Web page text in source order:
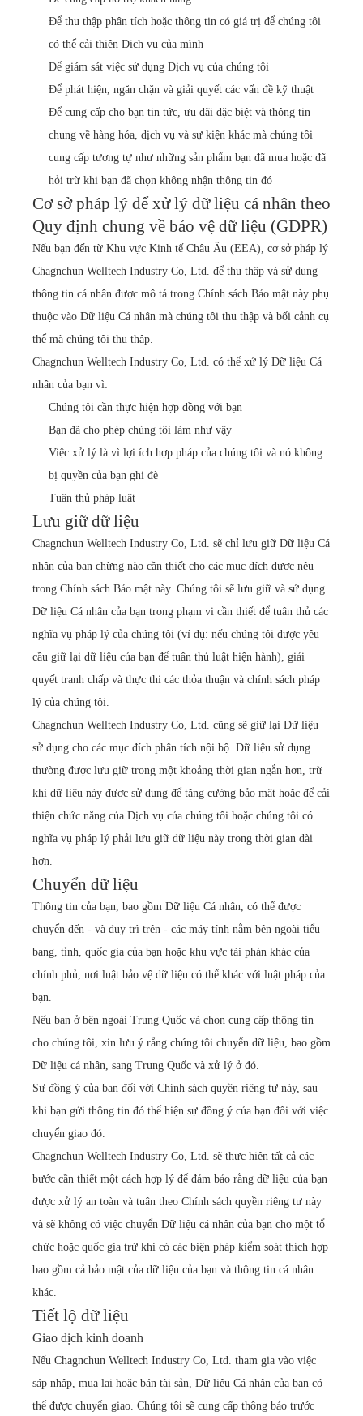
Để thu thập phân tích hoặc thông tin có giá trị để chúng tôi
có thể cải thiện Dịch vụ của mình
Để giám sát việc sử dụng Dịch vụ của chúng tôi
Để phát hiện, ngăn chặn và giải quyết các vấn đề kỹ thuật
Để cung cấp cho bạn tin tức, ưu đãi đặc biệt và thông tin
chung về hàng hóa, dịch vụ và sự kiện khác mà chúng tôi
cung cấp tương tự như những sản phẩm bạn đã mua hoặc đã
hỏi trừ khi bạn đã chọn không nhận thông tin đó
Cơ sở pháp lý để xử lý dữ liệu cá nhân theo
Quy định chung về bảo vệ dữ liệu (GDPR)
Nếu bạn đến từ Khu vực Kinh tế Châu Âu (EEA), cơ sở pháp lý
Chagnchun Welltech Industry Co, Ltd. để thu thập và sử dụng
thông tin cá nhân được mô tả trong Chính sách Bảo mật này phụ
thuộc vào Dữ liệu Cá nhân mà chúng tôi thu thập và bối cảnh cụ
thể mà chúng tôi thu thập.
Chagnchun Welltech Industry Co, Ltd. có thể xử lý Dữ liệu Cá
nhân của bạn vì:
Chúng tôi cần thực hiện hợp đồng với bạn
Bạn đã cho phép chúng tôi làm như vậy
Việc xử lý là vì lợi ích hợp pháp của chúng tôi và nó không
bị quyền của bạn ghi đè
Tuân thủ pháp luật
Lưu giữ dữ liệu
Chagnchun Welltech Industry Co, Ltd. sẽ chỉ lưu giữ Dữ liệu Cá
nhân của bạn chừng nào cần thiết cho các mục đích được nêu
trong Chính sách Bảo mật này. Chúng tôi sẽ lưu giữ và sử dụng
Dữ liệu Cá nhân của bạn trong phạm vi cần thiết để tuân thủ các
nghĩa vụ pháp lý của chúng tôi (ví dụ: nếu chúng tôi được yêu
cầu giữ lại dữ liệu của bạn để tuân thủ luật hiện hành), giải
quyết tranh chấp và thực thi các thỏa thuận và chính sách pháp
lý của chúng tôi.
Chagnchun Welltech Industry Co, Ltd. cũng sẽ giữ lại Dữ liệu
sử dụng cho các mục đích phân tích nội bộ. Dữ liệu sử dụng
thường được lưu giữ trong một khoảng thời gian ngắn hơn, trừ
khi dữ liệu này được sử dụng để tăng cường bảo mật hoặc để cải
thiện chức năng của Dịch vụ của chúng tôi hoặc chúng tôi có
nghĩa vụ pháp lý phải lưu giữ dữ liệu này trong thời gian dài
hơn.
Chuyển dữ liệu
Thông tin của bạn, bao gồm Dữ liệu Cá nhân, có thể được
chuyển đến - và duy trì trên - các máy tính nằm bên ngoài tiểu
bang, tỉnh, quốc gia của bạn hoặc khu vực tài phán khác của
chính phủ, nơi luật bảo vệ dữ liệu có thể khác với luật pháp của
bạn.
Nếu bạn ở bên ngoài Trung Quốc và chọn cung cấp thông tin
cho chúng tôi, xin lưu ý rằng chúng tôi chuyển dữ liệu, bao gồm
Dữ liệu cá nhân, sang Trung Quốc và xử lý ở đó.
Sự đồng ý của bạn đối với Chính sách quyền riêng tư này, sau
khi bạn gửi thông tin đó thể hiện sự đồng ý của bạn đối với việc
chuyển giao đó.
Chagnchun Welltech Industry Co, Ltd. sẽ thực hiện tất cả các
bước cần thiết một cách hợp lý để đảm bảo rằng dữ liệu của bạn
được xử lý an toàn và tuân theo Chính sách quyền riêng tư này
và sẽ không có việc chuyển Dữ liệu cá nhân của bạn cho một tổ
chức hoặc quốc gia trừ khi có các biện pháp kiểm soát thích hợp
bao gồm cả bảo mật của dữ liệu của bạn và thông tin cá nhân
khác.
Tiết lộ dữ liệu
Giao dịch kinh doanh
Nếu Chagnchun Welltech Industry Co, Ltd. tham gia vào việc
sáp nhập, mua lại hoặc bán tài sản, Dữ liệu Cá nhân của bạn có
thể được chuyển giao. Chúng tôi sẽ cung cấp thông báo trước